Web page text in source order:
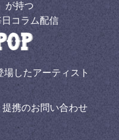
が持つ
日コラム配信
場したアーティスト
提携のお問い合わせ